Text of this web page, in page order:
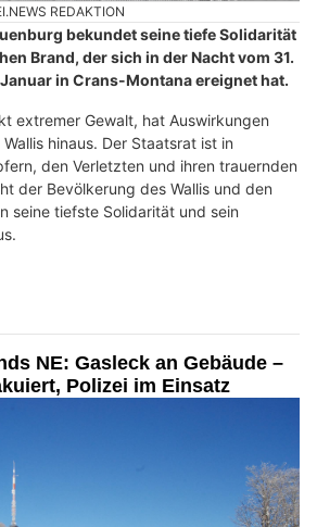
REDAKTION
bekundet seine tiefe Solidarität
Brand, der sich in der Nacht vom 31.
in Crans-Montana ereignet hat.
extremer Gewalt, hat Auswirkungen
hinaus. Der Staatsrat ist in
den Verletzten und ihren trauernden
der Bevölkerung des Wallis und den
seine tiefste Solidarität und sein
NE: Gasleck an Gebäude –
Polizei im Einsatz